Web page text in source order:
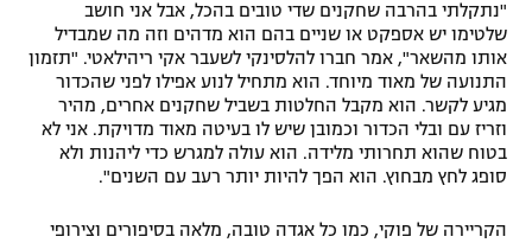
"נתקלתי בהרבה שחקנים שדי טובים בהכל, אבל אני חושב
שלטימו יש אספקט או שניים בהם הוא מדהים וזה מה שמבדיל
אותו מהשאר", אמר חברו להלסינקי לשעבר אקי ריהילאטי. "תזמון
התנועה של מאוד מיוחד. הוא מתחיל לנוע אפילו לפני שהכדור
מגיע לקשר. הוא מקבל החלטות בשביל שחקנים אחרים, מהיר
וזריז עם ובלי הכדור וכמובן שיש לו בעיטה מאוד מדויקת. אני לא
בטוח שהוא תחרותי מלידה. הוא עולה למגרש כדי ליהנות ולא
סופג לחץ מבחוץ. הוא הפך להיות יותר רעב עם השנים".
הקריירה של פוקי, כמו כל אגדה טובה, מלאה בסיפורים וצירופי